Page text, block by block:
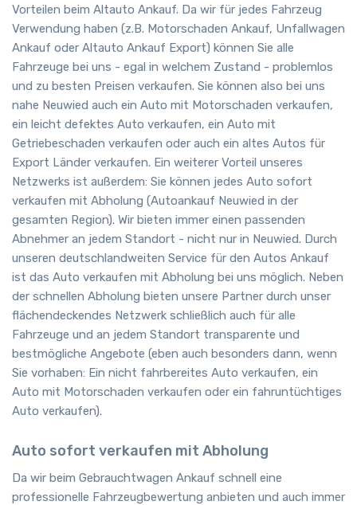
Vorteilen beim Altauto Ankauf. Da wir für jedes Fahrzeug
Verwendung haben (z.B. Motorschaden Ankauf, Unfallwagen
Ankauf oder Altauto Ankauf Export) können Sie alle
Fahrzeuge bei uns - egal in welchem Zustand - problemlos
und zu besten Preisen verkaufen. Sie können also bei uns
nahe Neuwied auch ein Auto mit Motorschaden verkaufen,
ein leicht defektes Auto verkaufen, ein Auto mit
Getriebeschaden verkaufen oder auch ein altes Autos für
Export Länder verkaufen. Ein weiterer Vorteil unseres
Netzwerks ist außerdem: Sie können jedes Auto sofort
verkaufen mit Abholung (Autoankauf Neuwied in der
gesamten Region). Wir bieten immer einen passenden
Abnehmer an jedem Standort - nicht nur in Neuwied. Durch
unseren deutschlandweiten Service für den Autos Ankauf
ist das Auto verkaufen mit Abholung bei uns möglich. Neben
der schnellen Abholung bieten unsere Partner durch unser
flächendeckendes Netzwerk schließlich auch für alle
Fahrzeuge und an jedem Standort transparente und
bestmögliche Angebote (eben auch besonders dann, wenn
Sie vorhaben: Ein nicht fahrbereites Auto verkaufen, ein
Auto mit Motorschaden verkaufen oder ein fahruntüchtiges
Auto verkaufen).
Auto sofort verkaufen mit Abholung
Da wir beim Gebrauchtwagen Ankauf schnell eine
professionelle Fahrzeugbewertung anbieten und auch immer